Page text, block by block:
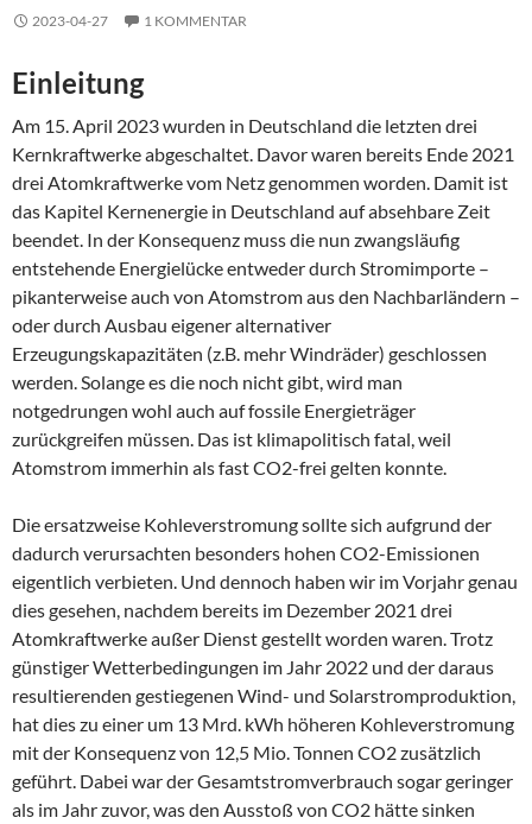
2023-04-27 1 KOMMENTAR
Einleitung
Am 15. April 2023 wurden in Deutschland die letzten drei
Kernkraftwerke abgeschaltet. Davor waren bereits Ende 2021
drei Atomkraftwerke vom Netz genommen worden. Damit ist
das Kapitel Kernenergie in Deutschland auf absehbare Zeit
beendet. In der Konsequenz muss die nun zwangsläufig
entstehende Energielücke entweder durch Stromimporte –
pikanterweise auch von Atomstrom aus den Nachbarländern –
oder durch Ausbau eigener alternativer
Erzeugungskapazitäten (z.B. mehr Windräder) geschlossen
werden. Solange es die noch nicht gibt, wird man
notgedrungen wohl auch auf fossile Energieträger
zurückgreifen müssen. Das ist klimapolitisch fatal, weil
Atomstrom immerhin als fast CO2-frei gelten konnte.
Die ersatzweise Kohleverstromung sollte sich aufgrund der
dadurch verursachten besonders hohen CO2-Emissionen
eigentlich verbieten. Und dennoch haben wir im Vorjahr genau
dies gesehen, nachdem bereits im Dezember 2021 drei
Atomkraftwerke außer Dienst gestellt worden waren. Trotz
günstiger Wetterbedingungen im Jahr 2022 und der daraus
resultierenden gestiegenen Wind- und Solarstromproduktion,
hat dies zu einer um 13 Mrd. kWh höheren Kohleverstromung
mit der Konsequenz von 12,5 Mio. Tonnen CO2 zusätzlich
geführt. Dabei war der Gesamtstromverbrauch sogar geringer
als im Jahr zuvor, was den Ausstoß von CO2 hätte sinken